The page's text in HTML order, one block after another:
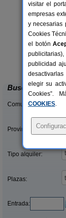
Buscar
Comunidades:
Provincias/Islas:
Tipo alquiler:
Plazas:
Entrada:
visitar el
empresas
y necesarias
Cookies
el botón
publicidad
elegir su
Cookies”.
COOKIES.